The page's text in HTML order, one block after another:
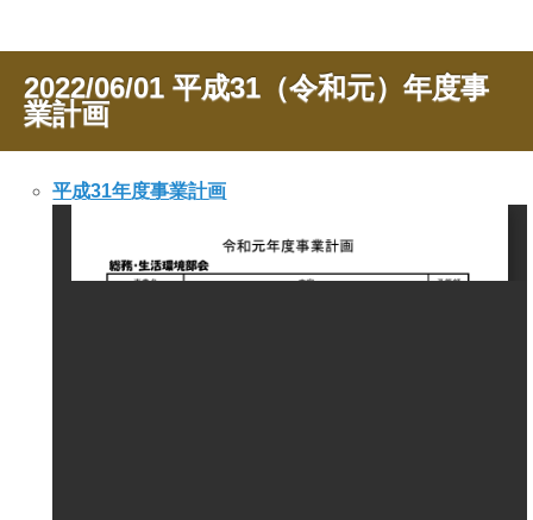
2022/06/01 平成31（令和元）年度事
業計画
平成31年度事業計画